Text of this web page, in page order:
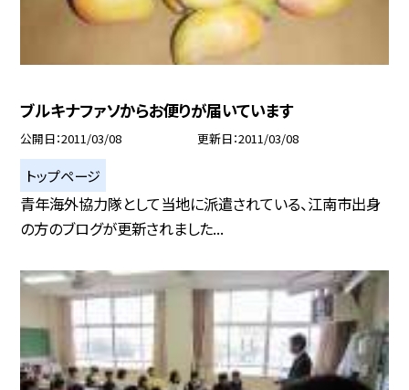
ブルキナファソからお便りが届いています
公開日 2011/03/08 更新日 2011/03/08
トップページ
青年海外協力隊として当地に派遣されている、江南市出身
の方のブログが更新されました...